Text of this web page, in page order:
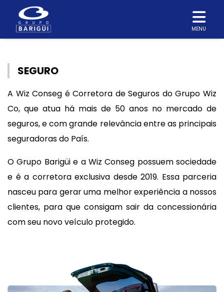
MENU
SEGURO
A Wiz Conseg é Corretora de Seguros do Grupo Wiz
Co, que atua há mais de 50 anos no mercado de
seguros, e com grande relevância entre as principais
seguradoras do País.
O Grupo Barigüi e a Wiz Conseg possuem sociedade
e é a corretora exclusiva desde 2019. Essa parceria
nasceu para gerar uma melhor experiência a nossos
clientes, para que consigam sair da concessionária
com seu novo veículo protegido.